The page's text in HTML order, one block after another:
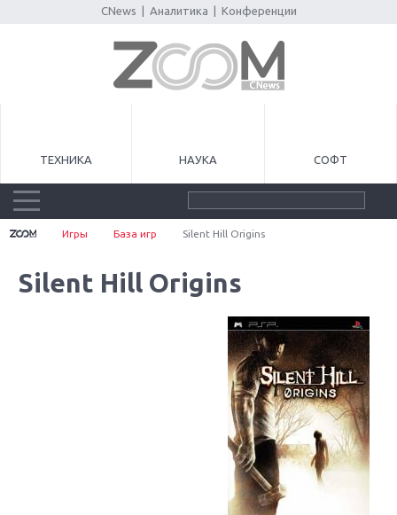
CNews Аналитика Конференции
ТЕХНИКА НАУКА СОФТ
Игры База игр Silent Hill Origins
Silent Hill Origins